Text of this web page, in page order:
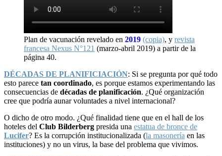
Plan de vacunación revelado en 2019 (copia), y revista
francesa Nexus N°121 (marzo-abril 2019) a partir de la
página 40.
DÉCADAS DE PLANIFICIACIÓN: Si se pregunta por qué todo
esto parece tan coordinado, es porque estamos experimentando las
consecuencias de décadas de planificación. ¿Qué organización
cree que podría aunar voluntades a nivel internacional?
O dicho de otro modo. ¿Qué finalidad tiene que en el hall de los
hoteles del Club Bilderberg presida una estatua de bronce de
Lucifer? Es la corrupción institucionalizada (la masonería en las
instituciones) y no un virus, la base del problema que vivimos.